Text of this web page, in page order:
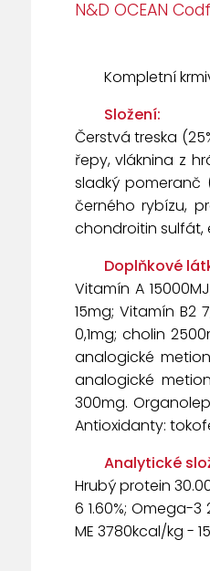
N&D OCEAN
Kompletní
Složení:
Čerstvá treska
řepy, vláknina z
sladký pomeranč
černého rybízu,
chondroitin sulfát,
Doplňkové
Vitamín A
15mg; Vitamín B2
0,1mg; cholin
analogické
analogické
300mg.
Antioxidanty:
Analytické
Hrubý protein
6 1.60%; Omega-3
ME 3780kcal/kg -